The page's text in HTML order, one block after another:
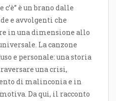
c’è” è un brano dalle
e avvolgenti che
in una dimensione allo
La canzone
e personale: una storia
una crisi,
di malinconia e in
Da qui, il racconto